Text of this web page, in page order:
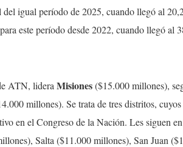
igual período de 2025, cuando llegó al
este período desde 2022, cuando llegó al
ATN, lidera Misiones($15.000 millones),
millones). Se trata de tres distritos,
en el Congreso de la Nación. Les siguen
Salta ($11.000 millones), San Juan